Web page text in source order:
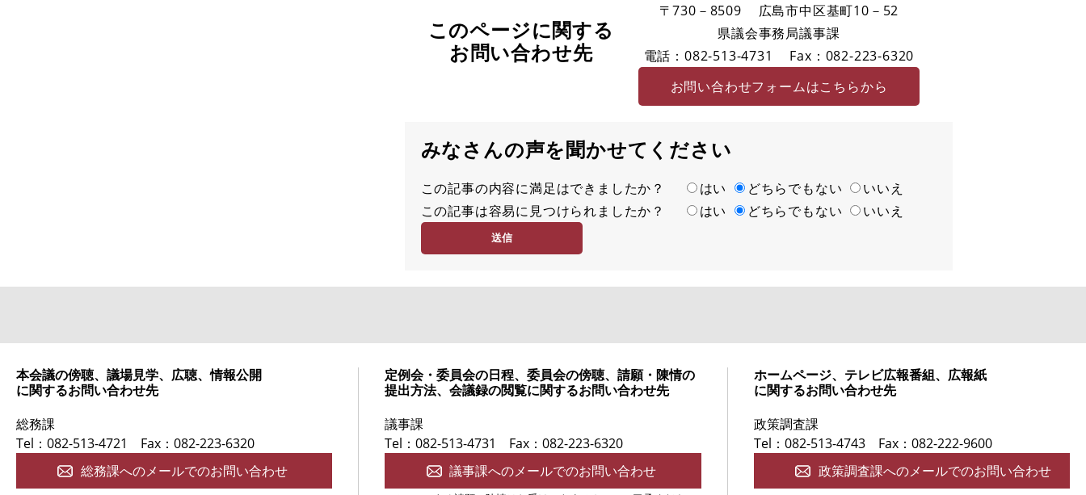
このページに関する
お問い合わせ先
〒730－8509
広島市中区基町10－52
県議会事務局議事課
電話：082-513-4731
Fax：082-223-6320
お問い合わせフォームはこちらから
みなさんの声を聞かせてください
満
足
この記事の内容に満足はできましたか？ はい どちらでもない
いいえ
容
度
この記事は容易に見つけられましたか？ はい どちらでもない いいえ
本会議の傍聴、議場見学、広聴、情報公開
に関するお問い合わせ先
総務課
Tel：082-513-4721
Fax：082-223-6320
総務課へのメールでのお問い合わせ
定例会・委員会の日程、委員会の傍聴、請願・陳情の
提出方法、会議録の閲覧に関するお問い合わせ先
議事課
Tel：082-513-4731
Fax：082-223-6320
議事課へのメールでのお問い合わせ
ホームページ、テレビ広報番組、広報紙
に関するお問い合わせ先
政策調査課
Tel：082-513-4743
Fax：082-222-9600
政策調査課へのメールでのお問い合わせ